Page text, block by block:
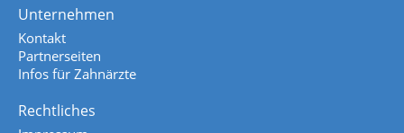
Unternehmen
Kontakt
Partnerseiten
Infos für Zahnärzte
Rechtliches